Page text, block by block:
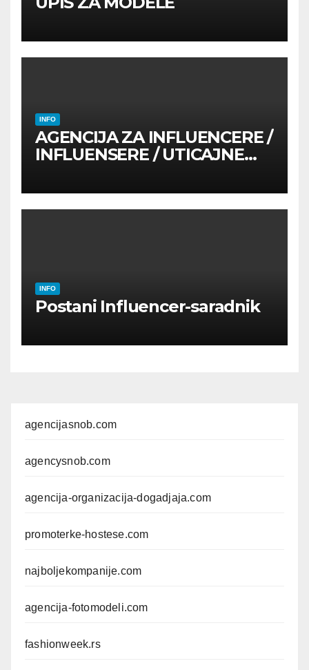
INFO
AGENCIJA ZA INFLUENCERE /
INFLUENSERE / UTICAJNE
INFO
Postani Influencer-saradnik
agencijasnob.com
agencysnob.com
agencija-organizacija-dogadjaja.com
promoterke-hostese.com
najboljekompanije.com
agencija-fotomodeli.com
fashionweek.rs